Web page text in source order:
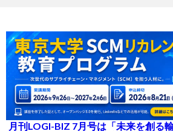
月刊LOGI-BIZ 7月号は「未来を創る